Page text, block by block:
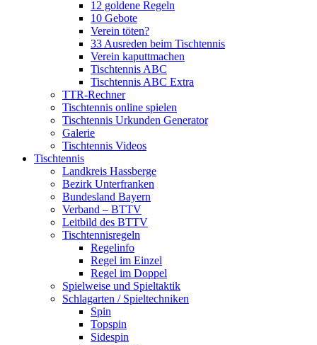
12 goldene Regeln
10 Gebote
Verein töten?
33 Ausreden beim Tischtennis
Verein kaputtmachen
Tischtennis ABC
Tischtennis ABC Extra
TTR-Rechner
Tischtennis online spielen
Tischtennis Urkunden Generator
Galerie
Tischtennis Videos
Tischtennis
Landkreis Hassberge
Bezirk Unterfranken
Bundesland Bayern
Verband – BTTV
Leitbild des BTTV
Tischtennisregeln
Regelinfo
Regel im Einzel
Regel im Doppel
Spielweise und Spieltaktik
Schlagarten / Spieltechniken
Spin
Topspin
Sidespin